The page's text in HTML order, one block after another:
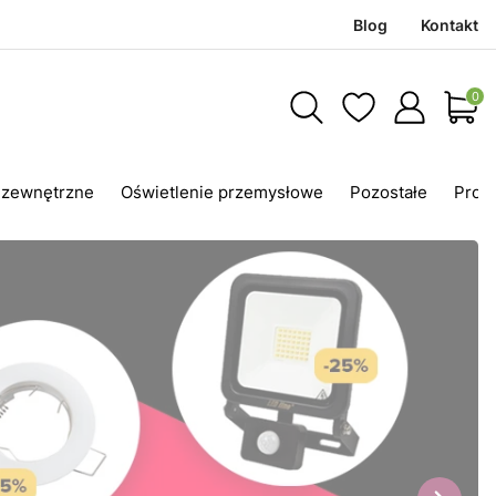
Blog Kontakt
Oświetlenie przemysłowe Pozostałe